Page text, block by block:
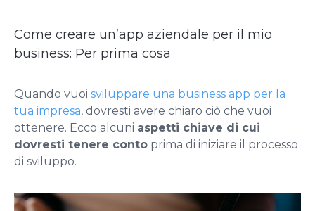
Come creare un’app aziendale per il mio
business: Per prima cosa
Quando vuoi sviluppare una business app per la
tua impresa, dovresti avere chiaro ciò che vuoi
ottenere. Ecco alcuni aspetti chiave di cui
dovresti tenere conto prima di iniziare il processo
di sviluppo.